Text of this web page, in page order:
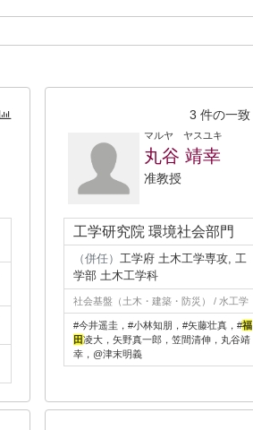
3 件の一致
マルヤ ヤスユキ
丸谷 靖幸
准教授
工学研究院 環境社会部門
（併任） 工学府 土木工学専攻, 工
学部 土木工学科
社会基盤（土木・建築・防災） / 水工学
#今井遥圭，#小林知朋，#矢藤壮真，#福
田凌大，矢野真一郎，笠間清伸，丸谷靖
幸，@津末明義